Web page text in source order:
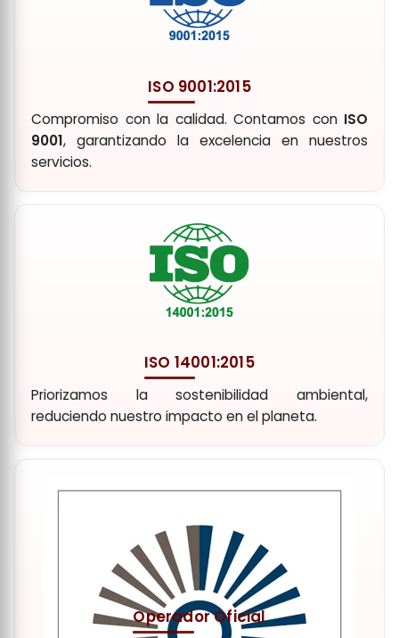
ISO 9001:2015
Compromiso con la calidad. Contamos con ISO
9001, garantizando la excelencia en nuestros
servicios.
ISO 14001:2015
Priorizamos la sostenibilidad ambiental,
reduciendo nuestro impacto en el planeta.
Operador Oficial